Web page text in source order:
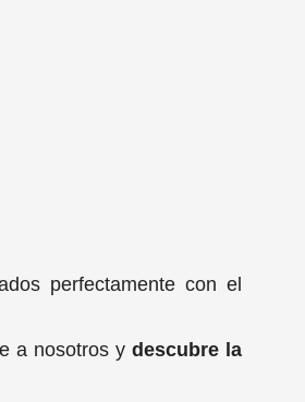
perfectamente con el
a nosotros ydescubre la